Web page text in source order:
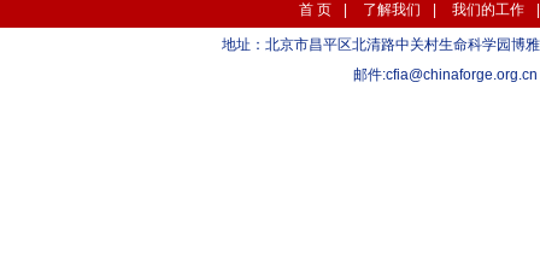
首 页 了解我们 我们的工作
地址：北京市昌平区北清路中关村生命科学园
邮件:cfia@chinaforge.org.cn